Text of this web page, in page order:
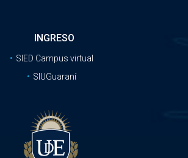
INGRESO
SIED Campus virtual
SIUGuaraní